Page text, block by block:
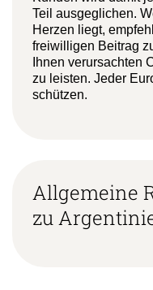
Kunden wird damit
Teil ausgeglichen.
Herzen liegt,
freiwilligen Beitrag
Ihnen verursachten
zu leisten. Jeder
Allgemeine
zu